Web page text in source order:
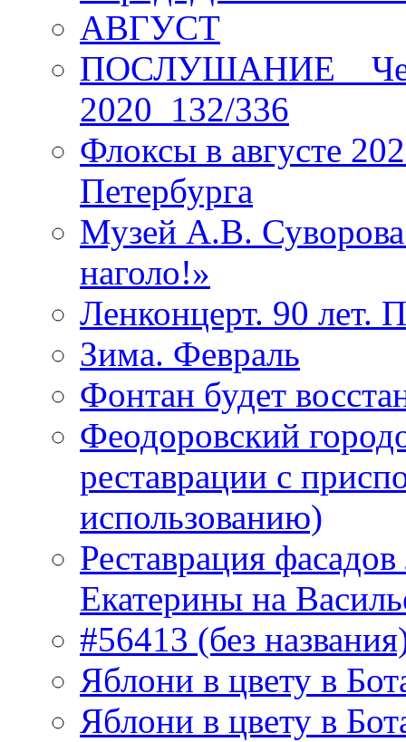
АВГУСТ
ПОСЛУШАНИЕ _
2020_132/336
Флоксы в августе
Петербурга
Музей А.В.
наголо!»
Ленконцерт. 90 лет.
Зима. Февраль
Фонтан будет
Феодоровский
реставрации с
использованию)
Реставрация
Екатерины на
#56413 (без
Яблони в цвету в
Яблони в цвету в